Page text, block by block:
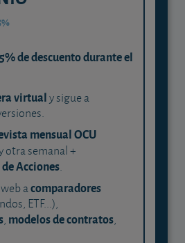
de descuento durante el
virtualy sigue a
mensual OCU
otra semanal +
Acciones.
web acomparadores
ETF...),
, modelos de contratos,